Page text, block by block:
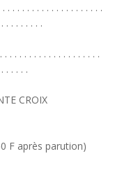
. . . . . . . . . . . . . . . . . . .
. . . . . . . .
. . . . . . . . . . . . . . . . . . .
. . . . .
CROIX
F après parution)